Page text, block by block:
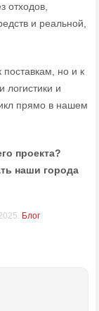
отходов,
и реальной,
но и к
логистики и
прямо в нашем
проекта?
наши города
Блог